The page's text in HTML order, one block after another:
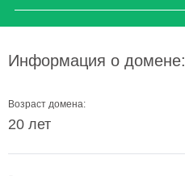
Информация о домене:
Возраст домена:
20 лет